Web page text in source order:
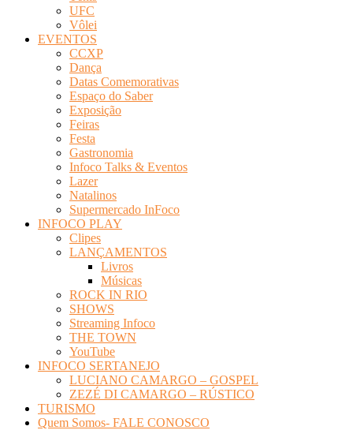
UFC
Vôlei
EVENTOS
CCXP
Dança
Datas Comemorativas
Espaço do Saber
Exposição
Feiras
Festa
Gastronomia
Infoco Talks & Eventos
Lazer
Natalinos
Supermercado InFoco
INFOCO PLAY
Clipes
LANÇAMENTOS
Livros
Músicas
ROCK IN RIO
SHOWS
Streaming Infoco
THE TOWN
YouTube
INFOCO SERTANEJO
LUCIANO CAMARGO – GOSPEL
ZEZÉ DI CAMARGO – RÚSTICO
TURISMO
Quem Somos- FALE CONOSCO